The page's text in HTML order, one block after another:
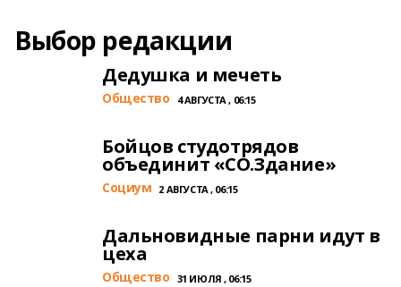
Выбор редакции
Дедушка и мечеть
Общество 4 АВГУСТА , 06:15
Бойцов студотрядов
объединит «СО.Здание»
Cоциум 2 АВГУСТА , 06:15
Дальновидные парни идут в
цеха
Общество 31 ИЮЛЯ , 06:15